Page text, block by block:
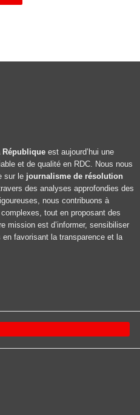
République est aujourd’hui une
et de qualité en RDC. Nous nous
sur le journalisme de résolution
travers des analyses approfondies des
nous contribuons à
tout en proposant des
mission est d’informer, sensibiliser
favorisant la transparence et la